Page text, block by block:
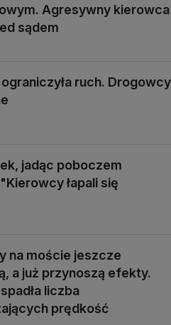
Agresywny kierowca
sądem
ruch. Drogowcy
jadąc poboczem
łapali się
na moście jeszcze
a już przynoszą efekty.
liczba
prędkość